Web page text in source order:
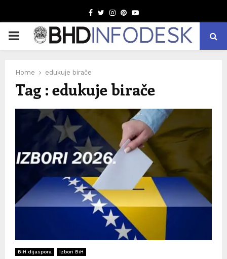
Facebook
TwitterInstagram
Pinterest
Youtube
PRIMARY
Home edukuje birače
Tag : edukuje birače
BiH dijaspora Izbori BiH